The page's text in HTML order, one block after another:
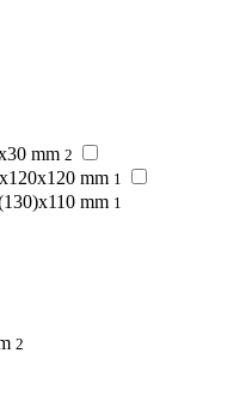
mm 2
mm 1
mm 1
2